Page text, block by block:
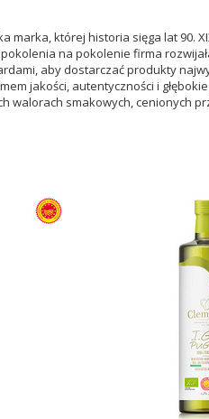
marka, której historia sięga lat 90.
na pokolenie firma
aby dostarczać produkty
jakości, autentyczności i
walorach smakowych, cenionych